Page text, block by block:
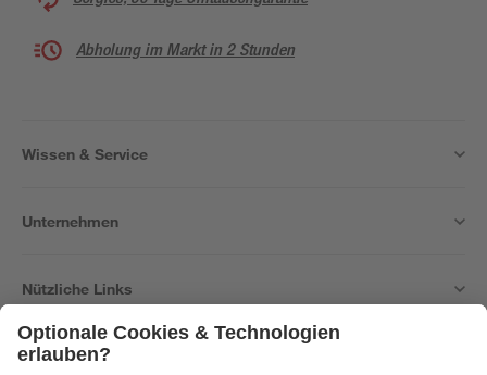
Abholung im Markt in 2 Stunden
Wissen & Service
Unternehmen
Nützliche Links